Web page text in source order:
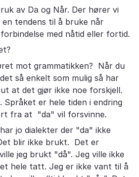
av Da og Når. Der hører vi
en tendens til å bruke når
med nåtid eller fortid.
mot grammatikken? Når du
så enkelt som mulig så har
at det gjør ikke noe forskjell.
er hele tiden i endring
fra at "da" vil forsvinne.
jo dialekter der "da" ikke
blir ikke brukt. Det er
jeg brukt "då". Jeg ville ikke
hele tatt. Jeg er ikke vant til å